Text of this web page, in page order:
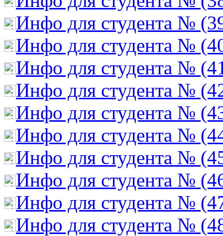
Инфо для студента №
Инфо для студента №
Инфо для студента №
Инфо для студента №
Инфо для студента №
Инфо для студента №
Инфо для студента №
Инфо для студента №
Инфо для студента №
Инфо для студента №